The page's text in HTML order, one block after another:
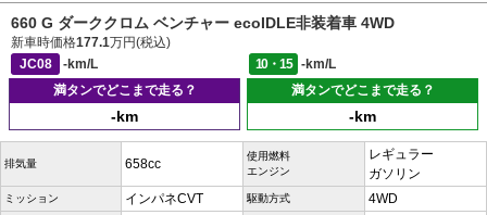
660 G ダーククロム ベンチャー ecoIDLE非装着車 4WD
新車時価格177.1万円(税込)
JC08
-km/L 10・15
-km/L
満タンでどこまで走る？
-km
満タンでどこまで走る？
-km
排気量 658cc
使用燃料
エンジン
レギュラー
ガソリン
ミッション インパネCVT 駆動方式 4WD